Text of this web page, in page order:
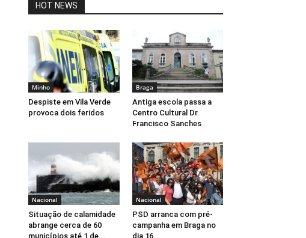
HOT NEWS
Minho
Despiste em Vila Verde
provoca dois feridos
Braga
Antiga escola passa a
Centro Cultural Dr.
Francisco Sanches
Nacional
Situação de calamidade
abrange cerca de 60
municípios até 1 de...
Nacional
PSD arranca com pré-
campanha em Braga no
dia 16